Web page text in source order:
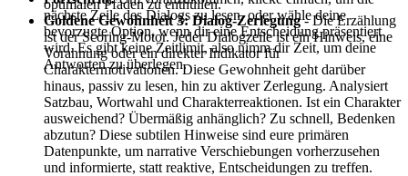
nächste Zeile des Dialogs zu lesen, oder wähle deine
bevorzugte Option, wenn dir eine Entscheidung präsentiert
wird. Es gibt keine Zeitlimit, also nimm dir Zeit, um deine
Antworten zu überlegen.
optimalen Pfaden zu enthüllen.
Goldene Gewohnheit 3: Dialog-Zerlegung- Die Erzählung
ist der Scoring-Motor. Jeder Dialogzeile ist ein Hinweis, eine
Vorahnung oder ein direkter Indikator für
Charaktermotivationen. Diese Gewohnheit geht darüber
hinaus, passiv zu lesen, hin zu aktiver Zerlegung. Analysiert
Satzbau, Wortwahl und Charakterreaktionen. Ist ein Charakter
ausweichend? Übermäßig anhänglich? Zu schnell, Bedenken
abzutun? Diese subtilen Hinweise sind eure primären
Datenpunkte, um narrative Verschiebungen vorherzusehen
und informierte, statt reaktive, Entscheidungen zu treffen.